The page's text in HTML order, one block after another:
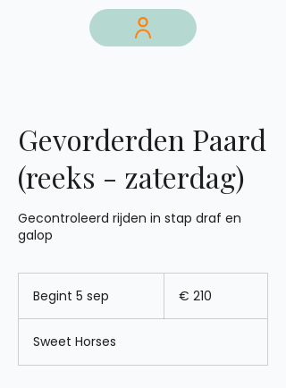
Gevorderden Paard
(reeks - zaterdag)
Gecontroleerd rijden in stap draf en
galop
Begint 5 sep
i
n
€ 210
Sweet Horses